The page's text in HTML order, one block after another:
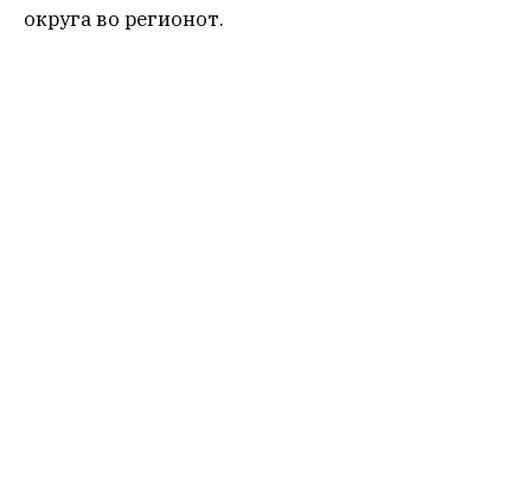
округа во регионот.